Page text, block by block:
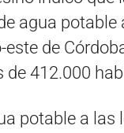
agua
este de
de 412.000
potable a las